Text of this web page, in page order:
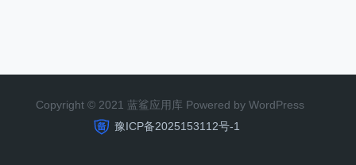
Copyright © 2021 蓝鲨应用库 Powered by WordPress
豫ICP备2025153112号-1